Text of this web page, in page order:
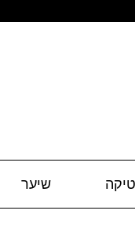
שיער